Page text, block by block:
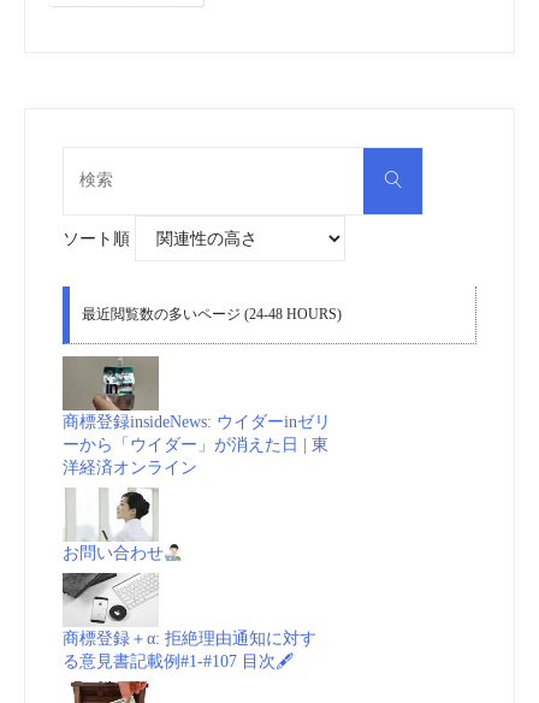
検
ソート順
最近閲覧数の多いページ (24-48 HOURS)
商標登録insideNews: ウイダーinゼリ
ーから「ウイダー」が消えた日 | 東
洋経済オンライン
お問い合わせ
商標登録＋α: 拒絶理由通知に対す
る意見書記載例#1-#107 目次🖋